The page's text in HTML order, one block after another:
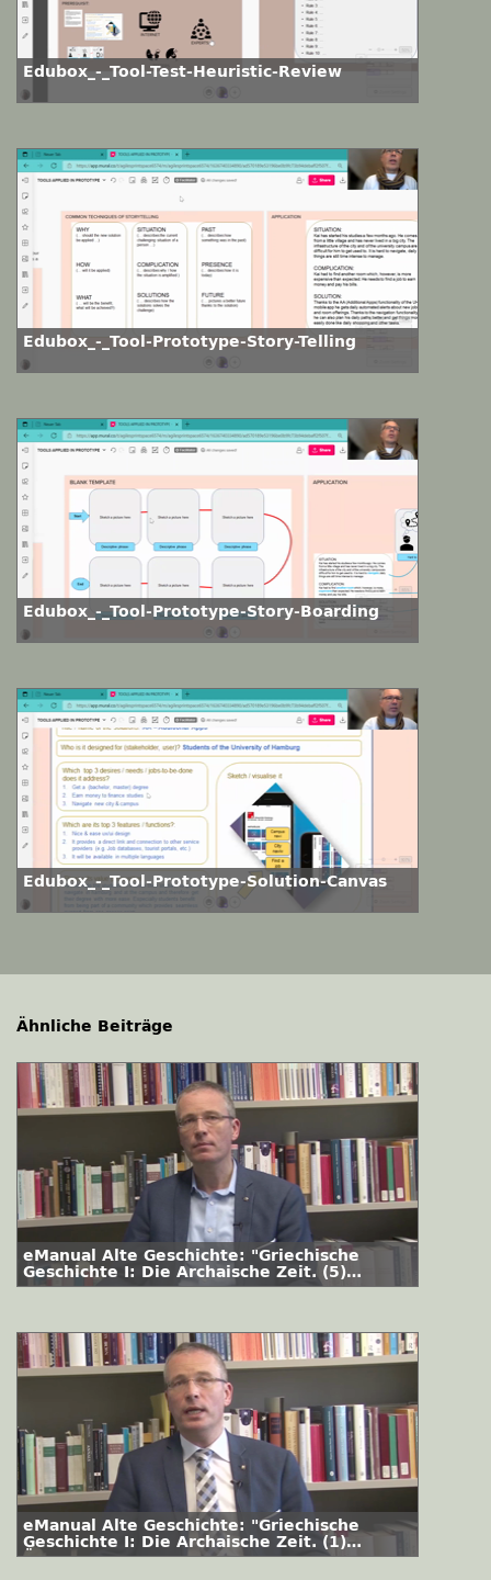
Edubox_-_Tool-Test-Heuristic-Review
Edubox_-_Tool-Prototype-Story-Telling
Edubox_-_Tool-Prototype-Story-Boarding
Edubox_-_Tool-Prototype-Solution-Canvas
Ähnliche Beiträge
eManual Alte Geschichte: "Griechische
Geschichte I: Die Archaische Zeit. (5)
Homer"
eManual Alte Geschichte: "Griechische
Geschichte I: Die Archaische Zeit. (1)
Überblick"